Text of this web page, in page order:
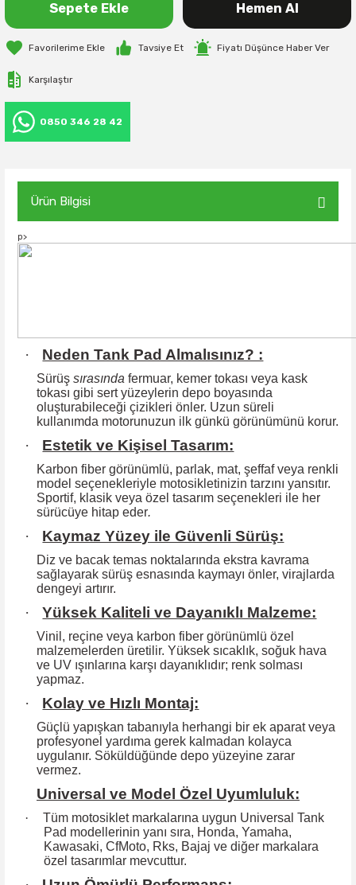
Sepete Ekle Hemen Al
Tavsiye Et Fiyatı Düşünce Haber Ver
Karşılaştır
0850 346 28 42
Ürün Bilgisi
p>
· Neden Tank Pad Almalısınız? :
Sürüş sırasında fermuar, kemer tokası veya kask
tokası gibi sert yüzeylerin depo boyasında
oluşturabileceği çizikleri önler. Uzun süreli
kullanımda motorunuzun ilk günkü görünümünü korur.
· Estetik ve Kişisel Tasarım:
Karbon fiber görünümlü, parlak, mat, şeffaf veya renkli
model seçenekleriyle motosikletinizin tarzını yansıtır.
Sportif, klasik veya özel tasarım seçenekleri ile her
sürücüye hitap eder.
· Kaymaz Yüzey ile Güvenli Sürüş:
Diz ve bacak temas noktalarında ekstra kavrama
sağlayarak sürüş esnasında kaymayı önler, virajlarda
dengeyi artırır.
· Yüksek Kaliteli ve Dayanıklı Malzeme:
Vinil, reçine veya karbon fiber görünümlü özel
malzemelerden üretilir. Yüksek sıcaklık, soğuk hava
ve UV ışınlarına karşı dayanıklıdır; renk solması
yapmaz.
· Kolay ve Hızlı Montaj:
Güçlü yapışkan tabanıyla herhangi bir ek aparat veya
profesyonel yardıma gerek kalmadan kolayca
uygulanır. Söküldüğünde depo yüzeyine zarar
vermez.
Universal ve Model Özel Uyumluluk:
·
Tüm motosiklet markalarına uygun Universal Tank
Pad modellerinin yanı sıra, Honda, Yamaha,
Kawasaki, CfMoto, Rks, Bajaj ve diğer markalara
özel tasarımlar mevcuttur.